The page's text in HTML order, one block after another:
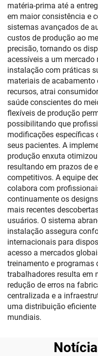
matéria-prima até a
em maior consistência e
sistemas avançados de
custos de produção ao
precisão, tornando os
acessíveis a um
instalação com práticas
materiais de
recursos, atrai
saúde conscientes do
flexíveis de produção
possibilitando que
modificações específicas
seus pacientes. A
produção enxuta
resultando em prazos de
competitivos. A equipe
colabora com
continuamente os
mais recentes
usuários. O sistema
instalação assegura
internacionais para
acesso a mercados
treinamento e programas
trabalhadores resulta em
redução de erros na
centralizada e a
uma distribuição
mundiais.